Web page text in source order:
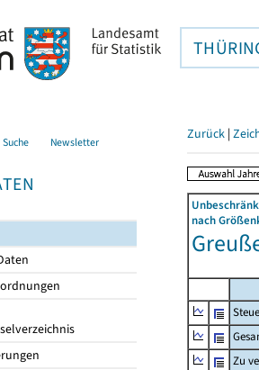
Suche Newsletter Zurück |
nach
Zu